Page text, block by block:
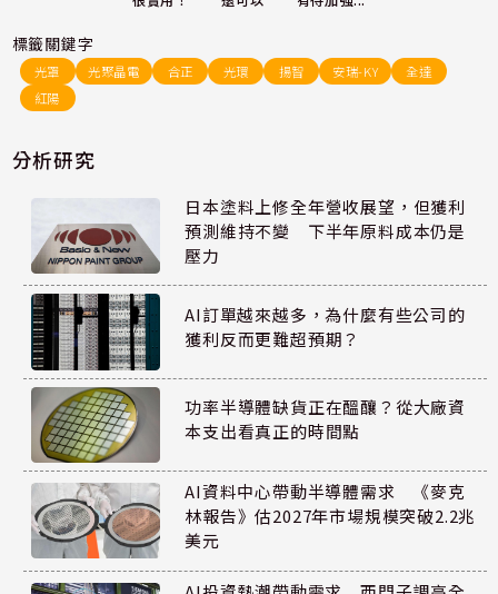
標籤關鍵字
光罩 光聚晶電 合正 光環 揚智 安瑞-KY
全達
紅陽
分析研究
日本塗料上修全年營收展望，但獲利
預測維持不變 下半年原料成本仍是
壓力
AI訂單越來越多，為什麼有些公司的
獲利反而更難超預期？
功率半導體缺貨正在醞釀？從大廠資
本支出看真正的時間點
AI資料中心帶動半導體需求 《麥克
林報告》估2027年市場規模突破2.2兆
美元